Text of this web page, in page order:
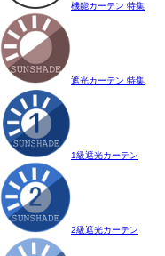
機能カーテン 特集
遮光カーテン 特集
1級遮光カーテン
2級遮光カーテン